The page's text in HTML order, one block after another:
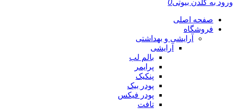
ورود به گلدن بیوتی0
صفحه اصلی
فروشگاه
آرایشی و بهداشتی
آرایشی
بالم لب
پرایمر
پنکیک
پودر بیک
پودر فیکس
تافت